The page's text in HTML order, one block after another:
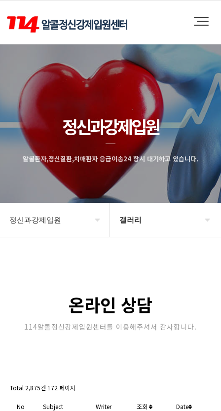
정신과강제입원
알콜환자,정신질환,치매환자 응급이송24 항시 대기하고 있습니다.
정신과강제입원 갤러리
온라인 상담
114알콜정신강제입원센터를 이용해주셔서 감사합니다.
Total 2,875건 172 페이지
No Subject Writer 조회 Date